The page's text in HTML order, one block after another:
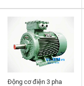
Động cơ điện 3 pha